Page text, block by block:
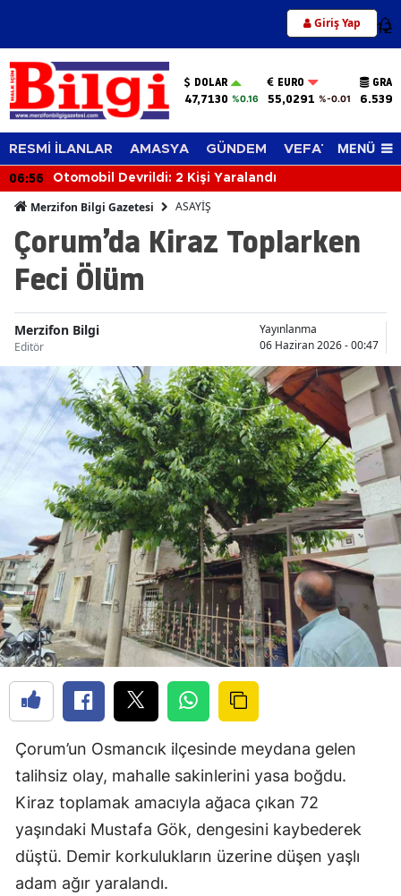
Giriş Yap 12
DOLAR
47,7130 %0.16
EURO
55,0291 %-0.01
RESMİ İLANLAR AMASYA GÜNDEM VEFAT EDENLER
MENÜ
06:56 Otomobil Devrildi: 2 Kişi Yaralandı
Merzifon Bilgi Gazetesi ASAYİŞ
Çorum’da Kiraz Toplarken
Feci Ölüm
Merzifon Bilgi
Editör
Yayınlanma
06 Haziran 2026 - 00:47
Çorum’un Osmancık ilçesinde meydana gelen
talihsiz olay, mahalle sakinlerini yasa boğdu.
Kiraz toplamak amacıyla ağaca çıkan 72
yaşındaki Mustafa Gök, dengesini kaybederek
düştü. Demir korkulukların üzerine düşen yaşlı
adam ağır yaralandı.